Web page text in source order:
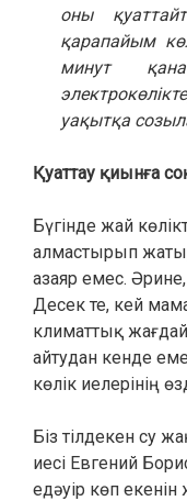
оны
қарапайым
минут
уақытқа
Қуаттау қиынға
Бүгінде жай
алмастырып
азаяр емес.
Десек те, кей
климаттық
айтудан кенде
көлік иелерінің
Біз тілдекен су
иесі Евгений
едәуір көп